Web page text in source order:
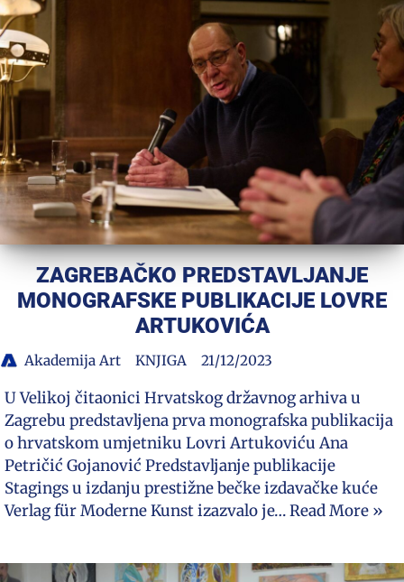
ZAGREBAČKO PREDSTAVLJANJE
MONOGRAFSKE PUBLIKACIJE LOVRE
ARTUKOVIĆA
Akademija Art KNJIGA 21/12/2023
U Velikoj čitaonici Hrvatskog državnog arhiva u
Zagrebu predstavljena prva monografska publikacija
o hrvatskom umjetniku Lovri Artukoviću Ana
Petričić Gojanović Predstavljanje publikacije
Stagings u izdanju prestižne bečke izdavačke kuće
Verlag für Moderne Kunst izazvalo je…Read More »